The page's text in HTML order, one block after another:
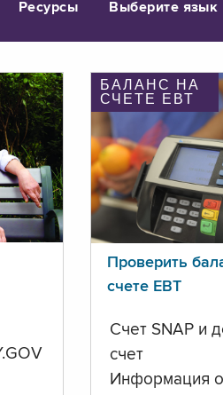
Ресурсы Выберите язык
БАЛАНС НА
СЧЕТЕ ЕВТ
Проверить
счете ЕВТ
Счет SNAP и
счет
Информация